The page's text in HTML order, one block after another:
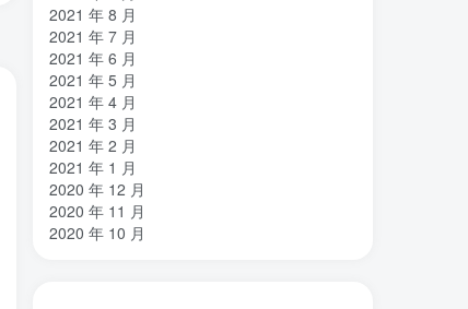
2021 年 8 月
2021 年 7 月
2021 年 6 月
2021 年 5 月
2021 年 4 月
2021 年 3 月
2021 年 2 月
2021 年 1 月
2020 年 12 月
2020 年 11 月
2020 年 10 月